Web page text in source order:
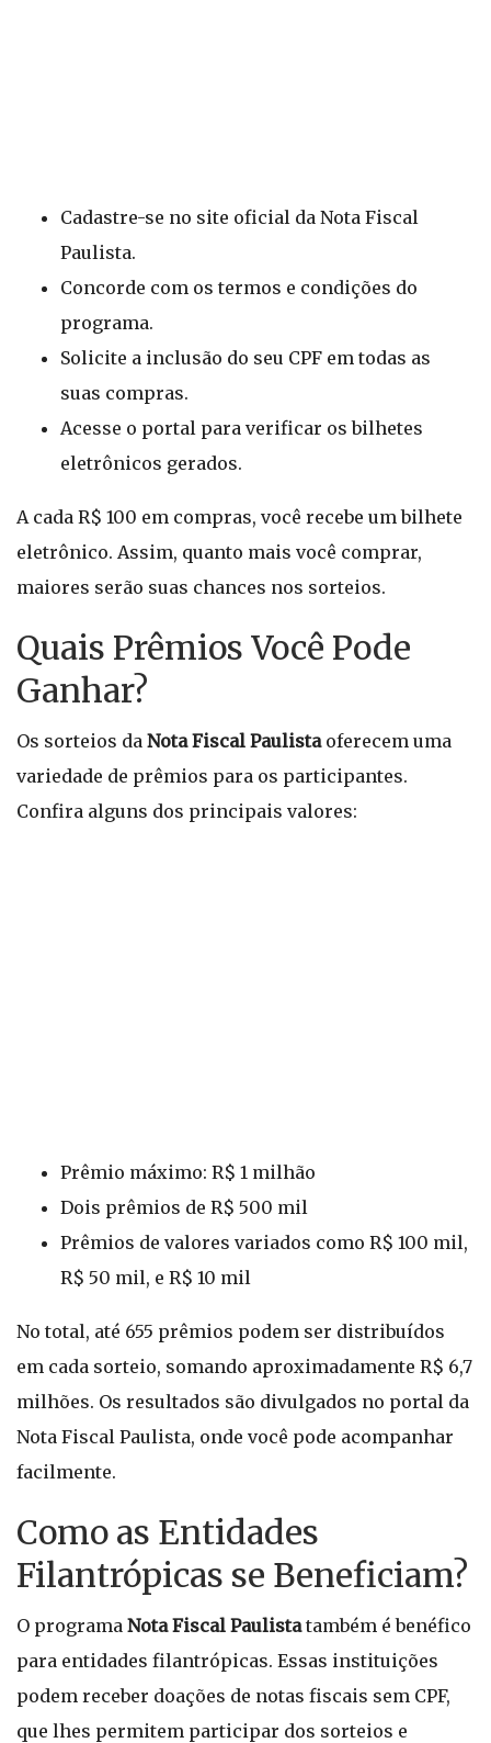
Cadastre-se no site oficial da Nota Fiscal
Paulista.
Concorde com os termos e condições do
programa.
Solicite a inclusão do seu CPF em todas as
suas compras.
Acesse o portal para verificar os bilhetes
eletrônicos gerados.
A cada R$ 100 em compras, você recebe um bilhete
eletrônico. Assim, quanto mais você comprar,
maiores serão suas chances nos sorteios.
Quais Prêmios Você Pode
Ganhar?
Os sorteios da Nota Fiscal Paulistaoferecem uma
variedade de prêmios para os participantes.
Confira alguns dos principais valores:
Prêmio máximo: R$ 1 milhão
Dois prêmios de R$ 500 mil
Prêmios de valores variados como R$ 100 mil,
R$ 50 mil, e R$ 10 mil
No total, até 655 prêmios podem ser distribuídos
em cada sorteio, somando aproximadamente R$ 6,7
milhões. Os resultados são divulgados no portal da
Nota Fiscal Paulista, onde você pode acompanhar
facilmente.
Como as Entidades
Filantrópicas se Beneficiam?
O programa Nota Fiscal Paulistatambém é benéfico
para entidades filantrópicas. Essas instituições
podem receber doações de notas fiscais sem CPF,
que lhes permitem participar dos sorteios e